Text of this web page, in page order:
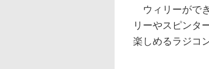
ウィリーがで
リーやスピンタ
楽しめるラジコ